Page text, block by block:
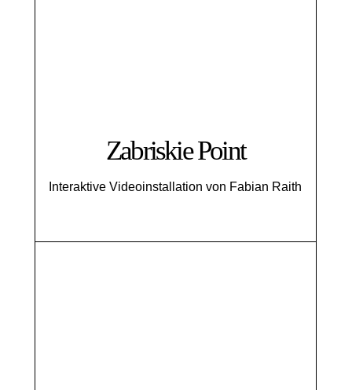
Zabriskie Point
Interaktive Videoinstallation von Fabian Raith